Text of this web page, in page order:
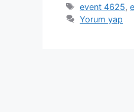
Etiketler
event 4625,
Yorum yap